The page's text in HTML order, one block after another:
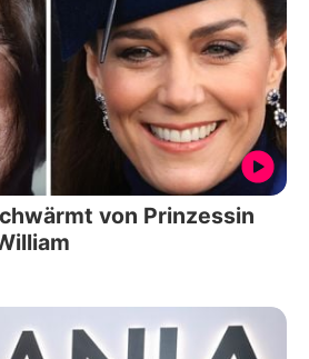
von Prinzessin